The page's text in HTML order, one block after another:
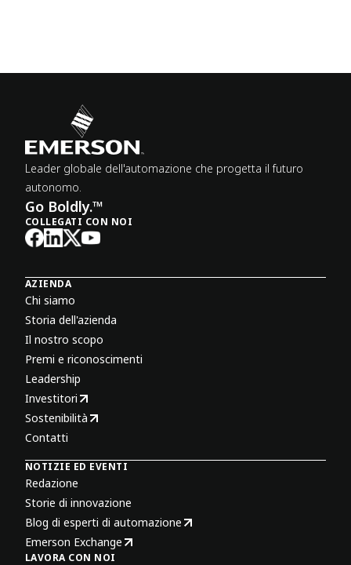
Leader globale dell'automazione che progetta il futuro
autonomo.
Go Boldly.™
COLLEGATI CON NOI
AZIENDA
Chi siamo
Storia dell'azienda
Il nostro scopo
Premi e riconoscimenti
Leadership
Investitori
Sostenibilità
Contatti
NOTIZIE ED EVENTI
Redazione
Storie di innovazione
Blog di esperti di automazione
Emerson Exchange
LAVORA CON NOI